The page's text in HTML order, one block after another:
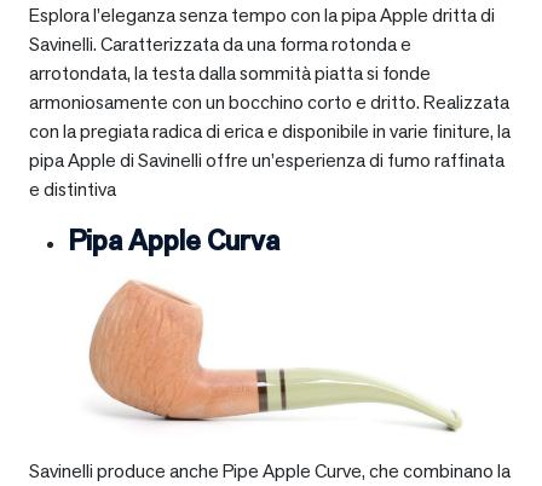
Esplora l’eleganza senza tempo con la pipa Apple dritta di
Savinelli. Caratterizzata da una forma rotonda e
arrotondata, la testa dalla sommità piatta si fonde
armoniosamente con un bocchino corto e dritto. Realizzata
con la pregiata radica di erica e disponibile in varie finiture, la
pipa Apple di Savinelli offre un’esperienza di fumo raffinata
e distintiva
Pipa Apple Curva
Savinelli produce anche Pipe Apple Curve, che combinano la